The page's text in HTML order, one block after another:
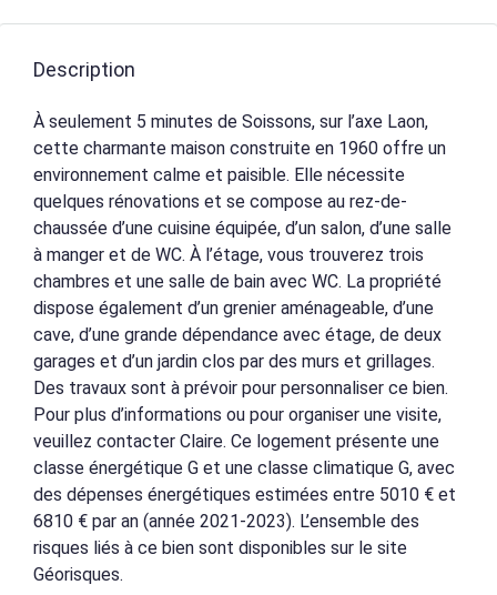
Description
À seulement 5 minutes de Soissons, sur l’axe Laon,
cette charmante maison construite en 1960 offre un
environnement calme et paisible. Elle nécessite
quelques rénovations et se compose au rez-de-
chaussée d’une cuisine équipée, d’un salon, d’une salle
à manger et de WC. À l’étage, vous trouverez trois
chambres et une salle de bain avec WC. La propriété
dispose également d’un grenier aménageable, d’une
cave, d’une grande dépendance avec étage, de deux
garages et d’un jardin clos par des murs et grillages.
Des travaux sont à prévoir pour personnaliser ce bien.
Pour plus d’informations ou pour organiser une visite,
veuillez contacter Claire. Ce logement présente une
classe énergétique G et une classe climatique G, avec
des dépenses énergétiques estimées entre 5010 € et
6810 € par an (année 2021-2023). L’ensemble des
risques liés à ce bien sont disponibles sur le site
Géorisques.